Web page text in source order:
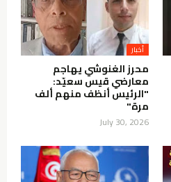
أخبار
محرز الغنوشي يهاجم
معارضي قيس سعيّد:
"الرئيس أنظف منهم ألف
مرة"
July 30, 2026